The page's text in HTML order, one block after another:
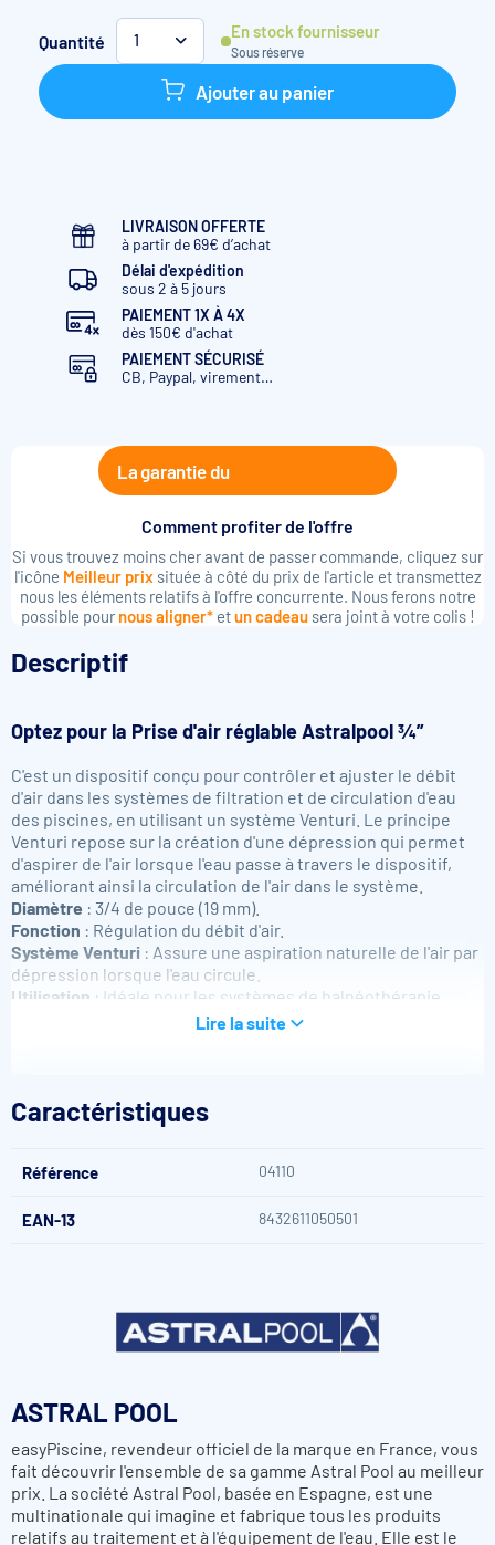
Quantité 1 En stock fournisseur
Sous réserve
Ajouter au panier
LIVRAISON OFFERTE
à partir de 69€ d’achat
Délai d'expédition
sous 2 à 5 jours
PAIEMENT 1X À 4X
dès 150€ d'achat
PAIEMENT SÉCURISÉ
CB, Paypal, virement…
La garantie du
Comment profiter de l'offre
Si vous trouvez moins cher avant de passer commande, cliquez sur
l'icône Meilleur prixsituée à côté du prix de l'article et transmettez
nous les éléments relatifs à l'offre concurrente. Nous ferons notre
possible pour nous aligner*etun cadeausera joint à votre colis !
Descriptif
Optez pour la Prise d'air réglable Astralpool 3⁄4”
C'est un dispositif conçu pour contrôler et ajuster le débit
d'air dans les systèmes de filtration et de circulation d'eau
des piscines, en utilisant un système Venturi . Le principe
Venturi repose sur la création d'une dépression qui permet
d'aspirer de l'air lorsque l'eau passe à travers le dispositif,
améliorant ainsi la circulation de l'air dans le système.
Diamètre : 3/4 de pouce (19 mm).
Fonction : Régulation du débit d'air.
Système Venturi : Assure une aspiration naturelle de l'air par
dépression lorsque l'eau circule.
Utilisation : Idéale pour les systèmes de balnéothérapie,
buses de massage, ou autres systèmes de circulation d'air
confort des systèmes de massage ou d'aération dans les piscines.
Lire la suite
Caractéristiques
Référence 04110
EAN-13 8432611050501
ASTRAL POOL
easyPiscine, revendeur officiel de la marque en France, vous
fait découvrir l'ensemble de sa gamme Astral Pool au meilleur
prix. La société Astral Pool, basée en Espagne, est une
multinationale qui imagine et fabrique tous les produits
relatifs au traitement et à l'équipement de l'eau. Elle est le